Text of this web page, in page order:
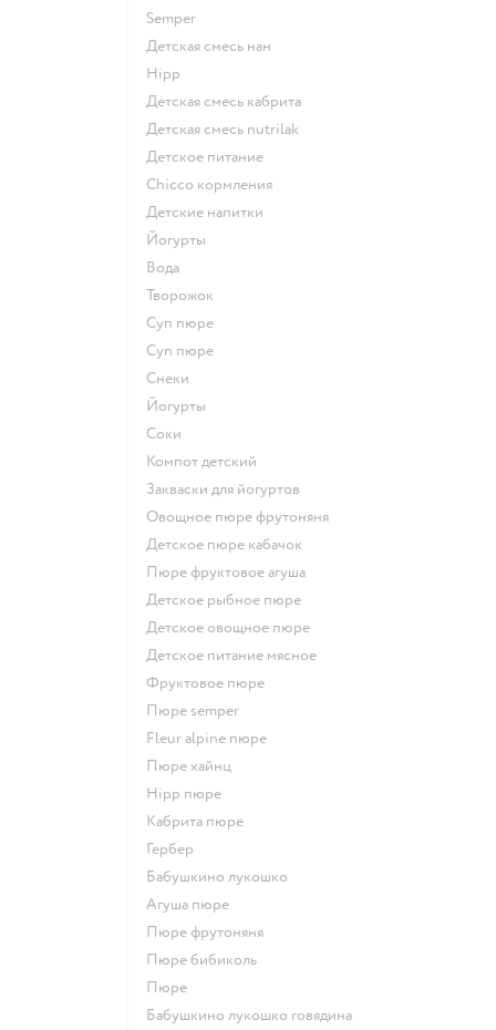
semper
детская смесь нан
hipp
детская смесь кабрита
детская смесь nutrilak
детское питание
chicco кормления
детские напитки
йогурты
Вода
творожок
суп пюре
суп пюре
Снеки
йогурты
Соки
компот детский
Закваски для йогуртов
овощное пюре фрутоняня
детское пюре кабачок
пюре фруктовое агуша
детское рыбное пюре
детское овощное пюре
детское питание мясное
фруктовое пюре
пюре semper
fleur alpine пюре
пюре хайнц
hipp пюре
кабрита пюре
гербер
бабушкино лукошко
агуша пюре
пюре фрутоняня
пюре бибиколь
пюре
бабушкино лукошко говядина